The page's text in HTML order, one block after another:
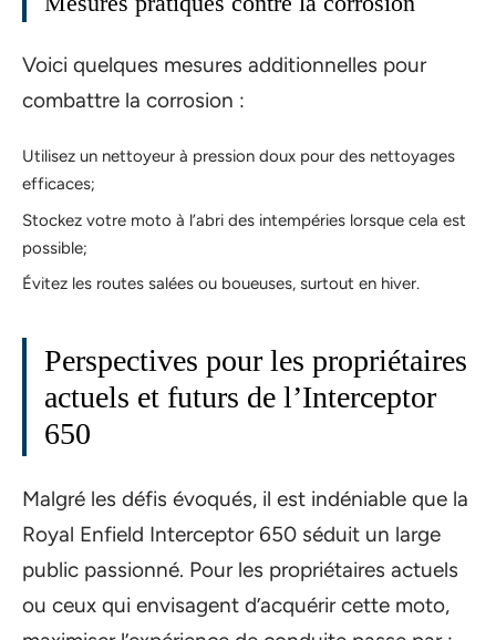
Voici quelques mesures additionnelles pour
combattre la corrosion :
Utilisez un nettoyeur à pression doux pour des nettoyages
efficaces;
Stockez votre moto à l’abri des intempéries lorsque cela est
possible;
Évitez les routes salées ou boueuses, surtout en hiver.
Perspectives pour les propriétaires
actuels et futurs de l’Interceptor
650
Malgré les défis évoqués, il est indéniable que la
Royal Enfield Interceptor 650 séduit un large
public passionné. Pour les propriétaires actuels
ou ceux qui envisagent d’acquérir cette moto,